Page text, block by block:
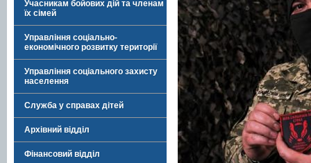
Учасникам бойових дій та членам
їх сімей
Управління соціально-
економічного розвитку території
Управління соціального захисту
населення
Служба у справах дітей
Архівний відділ
Фінансовий відділ